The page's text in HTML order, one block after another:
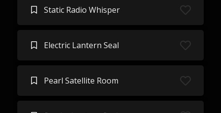
Static Radio Whisper
Electric Lantern Seal
Pearl Satellite Room